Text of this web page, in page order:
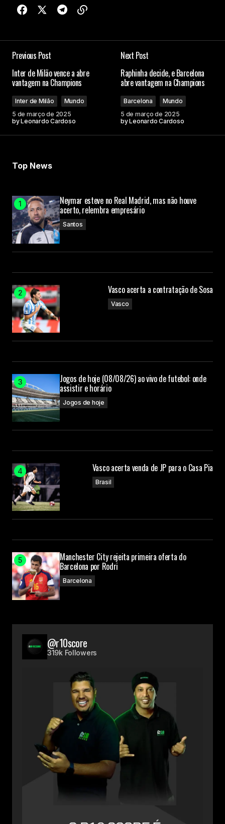
Previous Post
Inter de Milão vence a abre
vantagem na Champions
Inter de Milão
Mundo
5 de março de 2025
byLeonardo Cardoso
Next Post
Raphinha decide, e Barcelona
abre vantagem na Champions
Barcelona
Mundo
5 de março de 2025
byLeonardo Cardoso
Top News
Neymar esteve no Real Madrid, mas não houve
acerto, relembra empresário
Santos
Vasco acerta a contratação de Sosa
Vasco
Jogos de hoje (08/08/26) ao vivo de futebol: onde
assistir e horário
Jogos de hoje
Vasco acerta venda de JP para o Casa Pia
Brasil
Manchester City rejeita primeira oferta do
Barcelona por Rodri
Barcelona
@r10score
319k Followers